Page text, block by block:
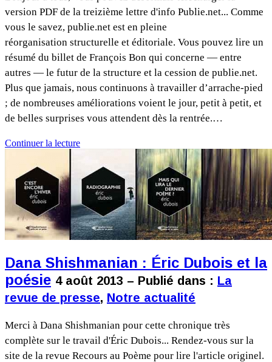
version PDF de la treizième lettre d'info Publie.net... Comme
vous le savez, publie.net est en pleine
réorganisation structurelle et éditoriale. Vous pouvez lire un
résumé du billet de François Bon qui concerne — entre
autres — le futur de la structure et la cession de publie.net.
Plus que jamais, nous continuons à travailler d’arrache-pied
; de nombreuses améliorations voient le jour, petit à petit, et
de belles surprises vous attendent dès la rentrée.…
Continuer la lecture
Dana Shishmanian : Éric Dubois et la
poésie 4 août 2013 – Publié dans : La
revue de presse, Notre actualité
Merci à Dana Shishmanian pour cette chronique très
complète sur le travail d'Éric Dubois... Rendez-vous sur la
site de la revue Recours au Poème pour lire l'article originel.